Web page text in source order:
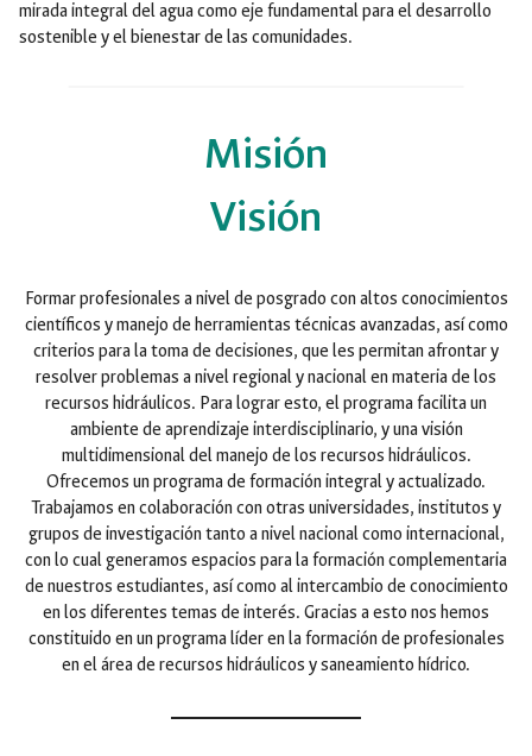
mirada integral del agua como eje fundamental para el desarrollo
sostenible y el bienestar de las comunidades.
Misión
Visión
Formar profesionales a nivel de posgrado con altos conocimientos
científicos y manejo de herramientas técnicas avanzadas, así como
criterios para la toma de decisiones, que les permitan afrontar y
resolver problemas a nivel regional y nacional en materia de los
recursos hidráulicos. Para lograr esto, el programa facilita un
ambiente de aprendizaje interdisciplinario, y una visión
multidimensional del manejo de los recursos hidráulicos.
Ofrecemos un programa de formación integral y actualizado.
Trabajamos en colaboración con otras universidades, institutos y
grupos de investigación tanto a nivel nacional como internacional,
con lo cual generamos espacios para la formación complementaria
de nuestros estudiantes, así como al intercambio de conocimiento
en los diferentes temas de interés. Gracias a esto nos hemos
constituido en un programa líder en la formación de profesionales
en el área de recursos hidráulicos y saneamiento hídrico.